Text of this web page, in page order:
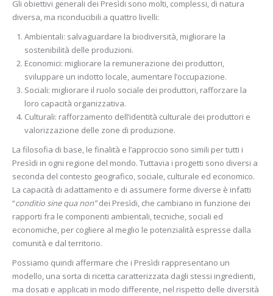
Gli obiettivi generali dei Presìdi sono molti, complessi, di natura
diversa, ma riconducibili a quattro livelli:
Ambientali: salvaguardare la biodiversità, migliorare la
sostenibilità delle produzioni.
Economici: migliorare la remunerazione dei produttori,
sviluppare un indotto locale, aumentare l’occupazione.
Sociali: migliorare il ruolo sociale dei produttori, rafforzare la
loro capacità organizzativa.
Culturali: rafforzamento dell’identità culturale dei produttori e
valorizzazione delle zone di produzione.
La filosofia di base, le finalità e l’approccio sono simili per tutti i
Presìdi in ogni regione del mondo. Tuttavia i progetti sono diversi a
seconda del contesto geografico, sociale, culturale ed economico.
La capacità di adattamento e di assumere forme diverse è infatti
“conditio sine qua non”dei Presìdi, che cambiano in funzione dei
rapporti fra le componenti ambientali, tecniche, sociali ed
economiche, per cogliere al meglio le potenzialità espresse dalla
comunità e dal territorio.
Possiamo quindi affermare che i Presìdi rappresentano un
modello, una sorta di ricetta caratterizzata dagli stessi ingredienti,
ma dosati e applicati in modo differente, nel rispetto delle diversità